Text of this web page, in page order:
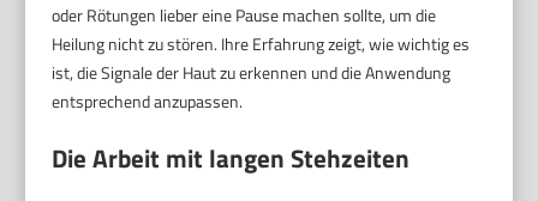
oder Rötungen lieber eine Pause machen sollte, um die
Heilung nicht zu stören. Ihre Erfahrung zeigt, wie wichtig es
ist, die Signale der Haut zu erkennen und die Anwendung
entsprechend anzupassen.
Die Arbeit mit langen Stehzeiten